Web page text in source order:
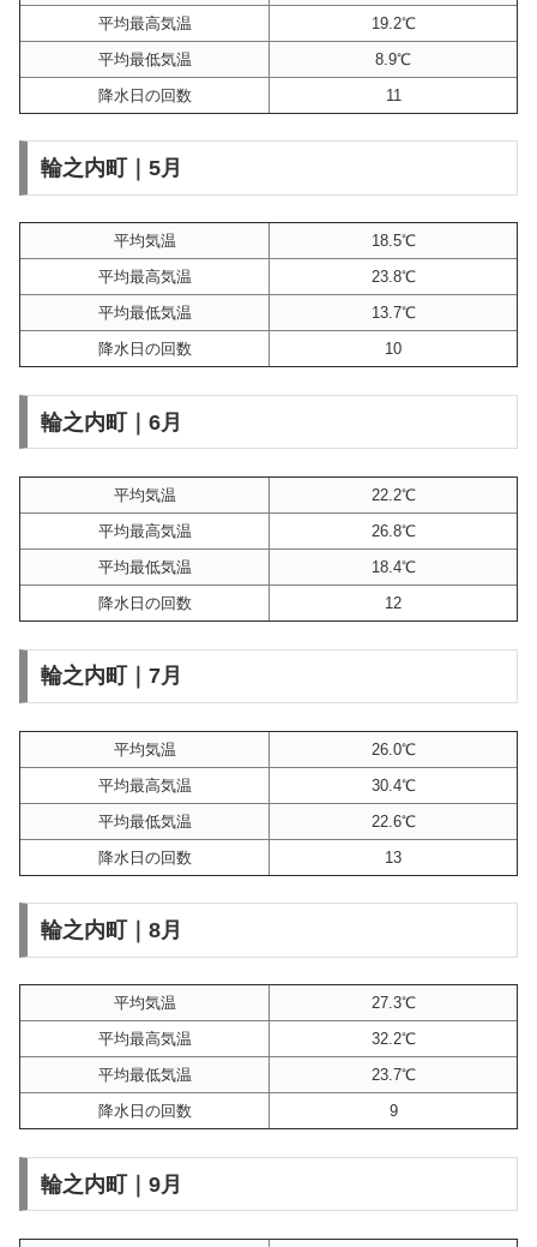
平均最高気温
19.2℃
平均最低気温
8.9℃
降水日の回数
11
輪之内町｜5月
平均気温
18.5℃
平均最高気温
23.8℃
平均最低気温
13.7℃
降水日の回数
10
輪之内町｜6月
平均気温
22.2℃
平均最高気温
26.8℃
平均最低気温
18.4℃
降水日の回数
12
輪之内町｜7月
平均気温
26.0℃
平均最高気温
30.4℃
平均最低気温
22.6℃
降水日の回数
13
輪之内町｜8月
平均気温
27.3℃
平均最高気温
32.2℃
平均最低気温
23.7℃
降水日の回数
9
輪之内町｜9月